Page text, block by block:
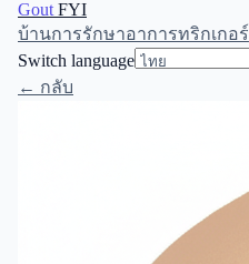
Gout FYI
บ้านการรักษาอาการทริกเกอร์
Switch language
← กลับ